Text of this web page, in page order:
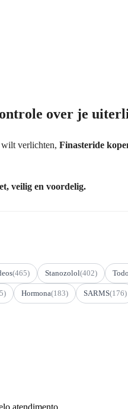
over je
wilt verlichten, Finasteride
veilig en voordelig.
(465) Stanozolol(402)
Hormona(183) SARMS(176)